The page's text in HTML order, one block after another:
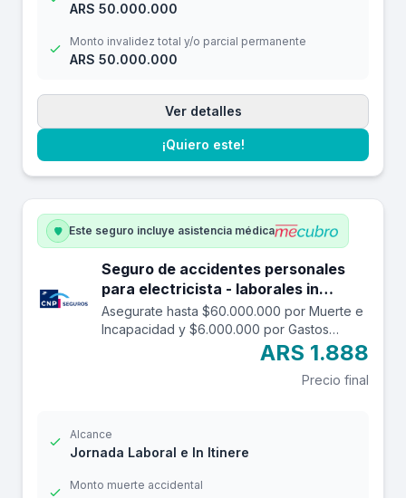
ARS 50.000.000
Monto invalidez total y/o parcial permanente
ARS 50.000.000
Ver detalles
¡Quiero este!
Este seguro incluye asistencia médica
Seguro de accidentes personales
para electricista - laborales in
itinere hasta $60.000.000.
Asegurate hasta $60.000.000 por Muerte e
Incapacidad y $6.000.000 por Gastos
Médicos contra accidentes mientras estás
trabajando y en el trayecto in itinere. Las
edades aceptadas son desde los 14 a los
ARS 1.888
Precio final
Alcance
Jornada Laboral e In Itinere
Monto muerte accidental